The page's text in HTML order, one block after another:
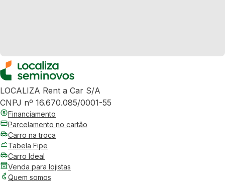
LOCALIZA Rent a Car S/A
CNPJ nº 16.670.085/0001-55
Financiamento
Parcelamento no cartão
Carro na troca
Tabela Fipe
Carro Ideal
Venda para lojistas
Quem somos